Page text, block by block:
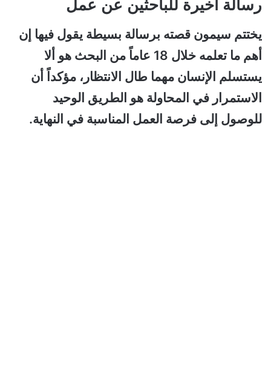
رسالة أخيرة للباحثين عن عمل
يختتم سيمون قصته برسالة بسيطة يقول فيها إن
أهم ما تعلمه خلال 18 عاماً من البحث هو ألا
يستسلم الإنسان مهما طال الانتظار، مؤكداً أن
الاستمرار في المحاولة هو الطريق الوحيد
للوصول إلى فرصة العمل المناسبة في النهاية.